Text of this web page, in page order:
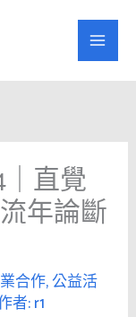
直覺
年論斷
合作,公益活
者:r1